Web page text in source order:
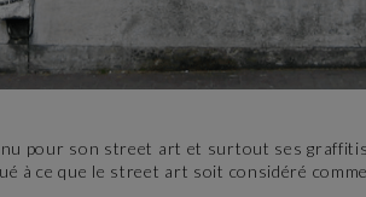
pour son street art et surtout ses
à ce que le street art soit considéré